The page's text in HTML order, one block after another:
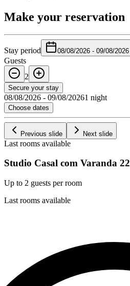
Make your reservation
Stay period 08/08/2026 - 09/08/2026
Guests
2
Secure your stay
08/08/2026 - 09/08/20261 night
Choose dates
Previous slide Next slide
Last rooms available
Studio Casal com Varanda 22
Up to 2 guests per room
Last rooms available